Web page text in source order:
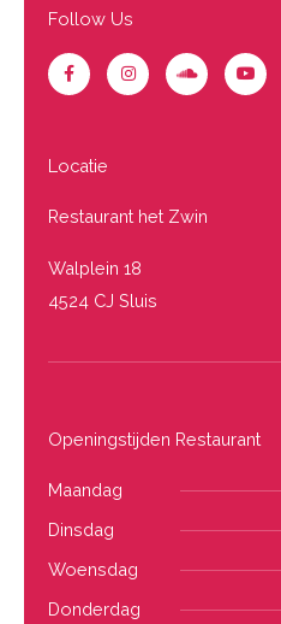
Follow Us
F
a
c
o
k
f
n
s
S
o
u
d
Y
o
u
Locatie
Restaurant het Zwin
Walplein 18
4524 CJ Sluis
Openingstijden Restaurant
Maandag
Dinsdag
Woensdag
Donderdag